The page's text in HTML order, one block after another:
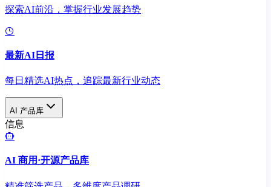
探索AI前沿，掌握行业发展趋势
最新AI日报
每日精选AI热点，追踪最新行业动态
AI 产品库
信息
AI 商用·开源产品库